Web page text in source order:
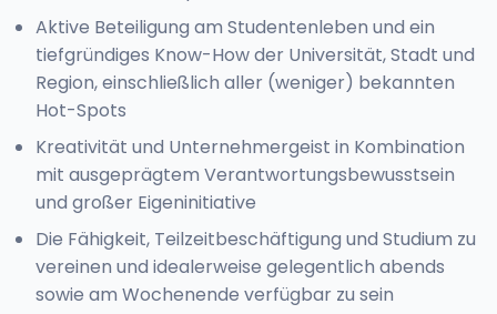
Aktive Beteiligung am Studentenleben und ein
tiefgründiges Know-How der Universität, Stadt und
Region, einschließlich aller (weniger) bekannten
Hot-Spots
Kreativität und Unternehmergeist in Kombination
mit ausgeprägtem Verantwortungsbewusstsein
und großer Eigeninitiative
Die Fähigkeit, Teilzeitbeschäftigung und Studium zu
vereinen und idealerweise gelegentlich abends
sowie am Wochenende verfügbar zu sein